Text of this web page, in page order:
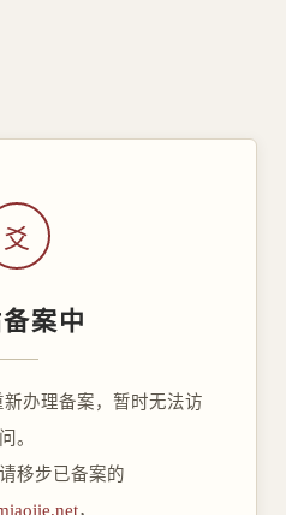
爻
案中
办理备案，暂时无法访
问。
移步已备案的
，